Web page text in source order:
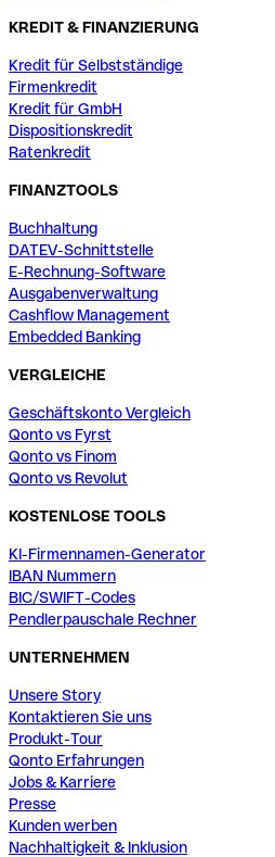
KREDIT & FINANZIERUNG
Kredit für Selbstständige
Firmenkredit
Kredit für GmbH
Dispositionskredit
Ratenkredit
FINANZTOOLS
Buchhaltung
DATEV-Schnittstelle
E-Rechnung-Software
Ausgabenverwaltung
Cashflow Management
Embedded Banking
VERGLEICHE
Geschäftskonto Vergleich
Qonto vs Fyrst
Qonto vs Finom
Qonto vs Revolut
KOSTENLOSE TOOLS
KI-Firmennamen-Generator
IBAN Nummern
BIC/SWIFT-Codes
Pendlerpauschale Rechner
UNTERNEHMEN
Unsere Story
Kontaktieren Sie uns
Produkt-Tour
Qonto Erfahrungen
Jobs & Karriere
Presse
Kunden werben
Nachhaltigkeit & Inklusion